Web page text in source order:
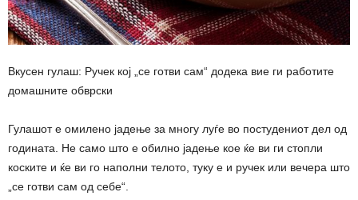
Вкусен гулаш: Ручек кој „се готви сам“ додека вие ги работите
домашните обврски
Гулашот е омилено јадење за многу луѓе во постудениот дел од
годината. Не само што е обилно јадење кое ќе ви ги стопли
коските и ќе ви го наполни телото, туку е и ручек или вечера што
„се готви сам од себе“.